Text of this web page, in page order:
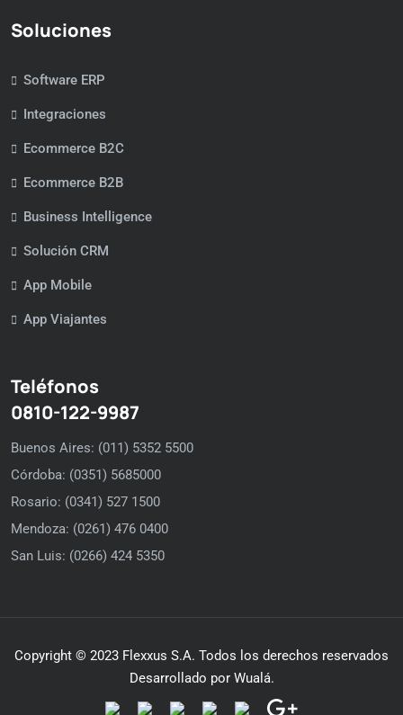
Soluciones
Software ERP
Integraciones
Ecommerce B2C
Ecommerce B2B
Business Intelligence
Solución CRM
App Mobile
App Viajantes
Teléfonos
0810-122-9987
Buenos Aires: (011) 5352 5500
Córdoba: (0351) 5685000
Rosario: (0341) 527 1500
Mendoza: (0261) 476 0400
San Luis: (0266) 424 5350
Copyright © 2023 Flexxus S.A. Todos los derechos reservados
Desarrollado por Wualá.